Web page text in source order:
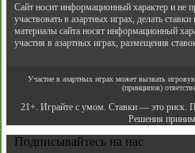
Сайт носит информационный характер и не
участвовать в азартных играх, делать
материалы сайта носят информационный
участия в азартных играх, размещения
Участие в азартных играх может вызвать
(принципов)
21+. Играйте с умом. Ставки — это риск.
Решения
Подписывайтесь на нас